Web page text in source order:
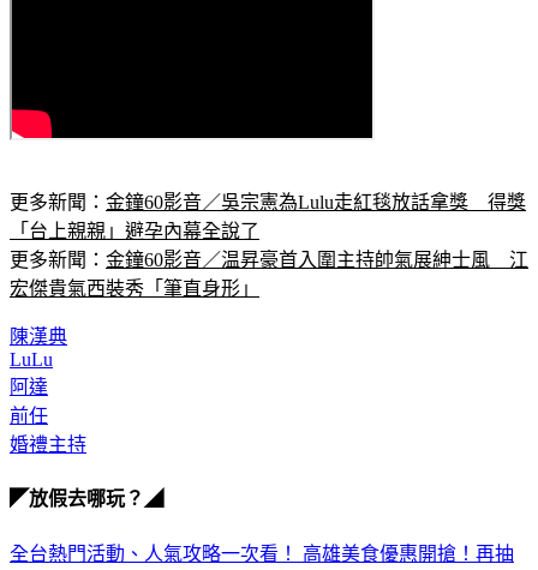
更多新聞： 金鐘60影音／吳宗憲為Lulu走紅毯放話拿獎　得獎
「台上親親」避孕內幕全說了
更多新聞： 金鐘60影音／温昇豪首入圍主持帥氣展紳士風　江
宏傑貴氣西裝秀「筆直身形」
陳漢典
LuLu
阿達
前任
婚禮主持
◤放假去哪玩？◢
全台熱門活動、人氣攻略一次看！ 高雄美食優惠開搶！再抽